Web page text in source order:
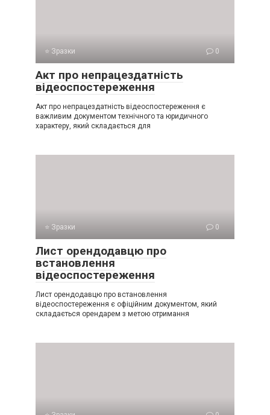
⭐ Зразки 0
Акт про непрацездатність
відеоспостереження
Акт про непрацездатність відеоспостереження є
важливим документом технічного та юридичного
характеру, який складається для
⭐ Зразки 0
Лист орендодавцю про
встановлення
відеоспостереження
Лист орендодавцю про встановлення
відеоспостереження є офіційним документом, який
складається орендарем з метою отримання